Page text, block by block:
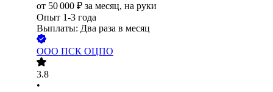
от 50 000 ₽ за месяц, на руки
Опыт 1-3 года
Выплаты: Два раза в месяц
ООО ПСК ОЦПО
3.8
•